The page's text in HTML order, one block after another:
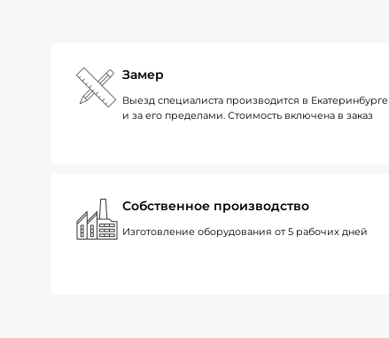
Замер
Выезд специалиста производится в Екатеринбурге
и за его пределами. Стоимость включена в заказ
Собственное производство
Изготовление оборудования от 5 рабочих дней